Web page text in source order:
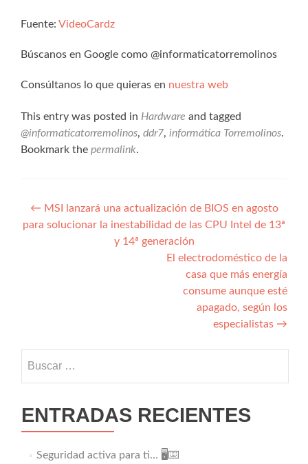
Fuente: VideoCardz
Búscanos en Google como @informaticatorremolinos
Consúltanos lo que quieras en nuestra web
This entry was posted in Hardware and tagged
@informaticatorremolinos, ddr7, informática Torremolinos.
Bookmark the permalink.
Navegación
de
← MSI lanzará una actualización de BIOS en agosto
para solucionar la inestabilidad de las CPU Intel de 13ª
y 14ª generación
El electrodoméstico de la
casa que más energía
consume aunque esté
apagado, según los
especialistas →
ENTRADAS RECIENTES
Seguridad activa para ti… 🖥️⌨️